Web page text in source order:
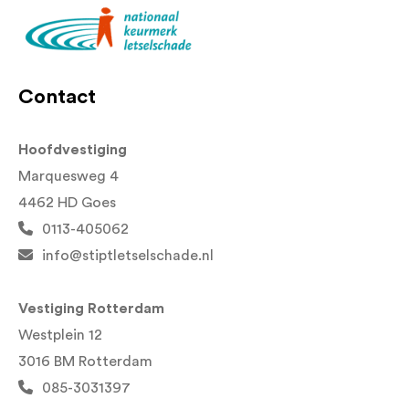
Contact
Hoofdvestiging
Marquesweg 4
4462 HD Goes
0113-405062
info@stiptletselschade.nl
Vestiging Rotterdam
Westplein 12
3016 BM Rotterdam
085-3031397